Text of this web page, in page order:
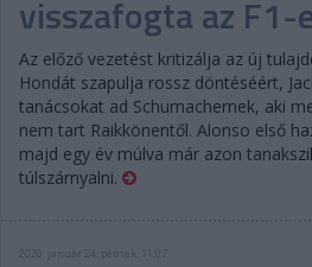
visszafogta az F1-
Az előző vezetést kritizálja az új
Hondát szapulja rossz döntéséért,
tanácsokat ad Schumachernek, aki
nem tart Raikkönentől. Alonso első
majd egy év múlva már azon
túlszárnyalni.
2020. január 24. péntek, 11:07